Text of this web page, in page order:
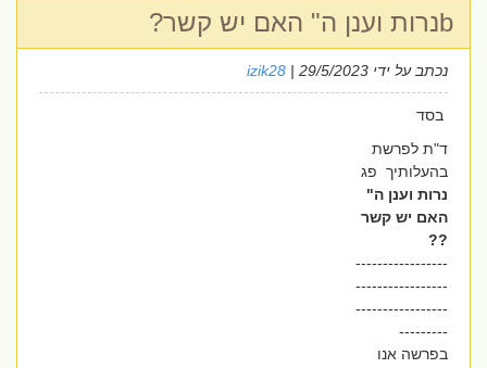
נכתב על ידי izik28| 29/5/2023
בסד
ד"ת לפרשת
בהעלותיך פג
נרות וענן ה"
האם יש קשר
??
-----------------
-----------------
-----------------
---------
בפרשה אנו